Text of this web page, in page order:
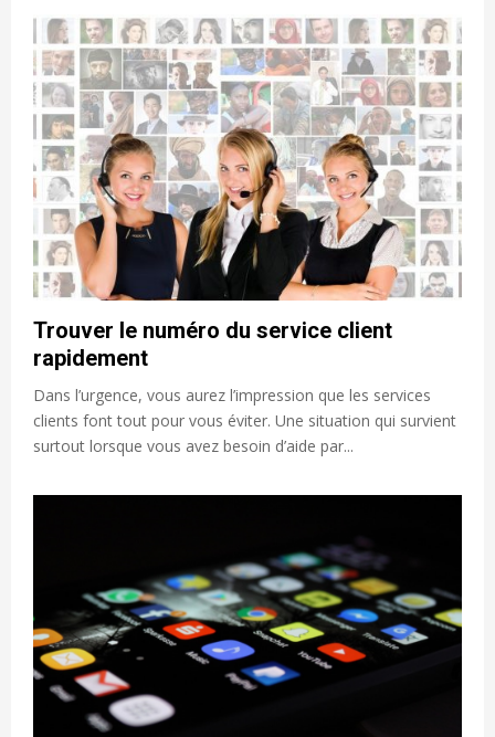
Trouver le numéro du service client
rapidement
Dans l’urgence, vous aurez l’impression que les services
clients font tout pour vous éviter. Une situation qui survient
surtout lorsque vous avez besoin d’aide par...